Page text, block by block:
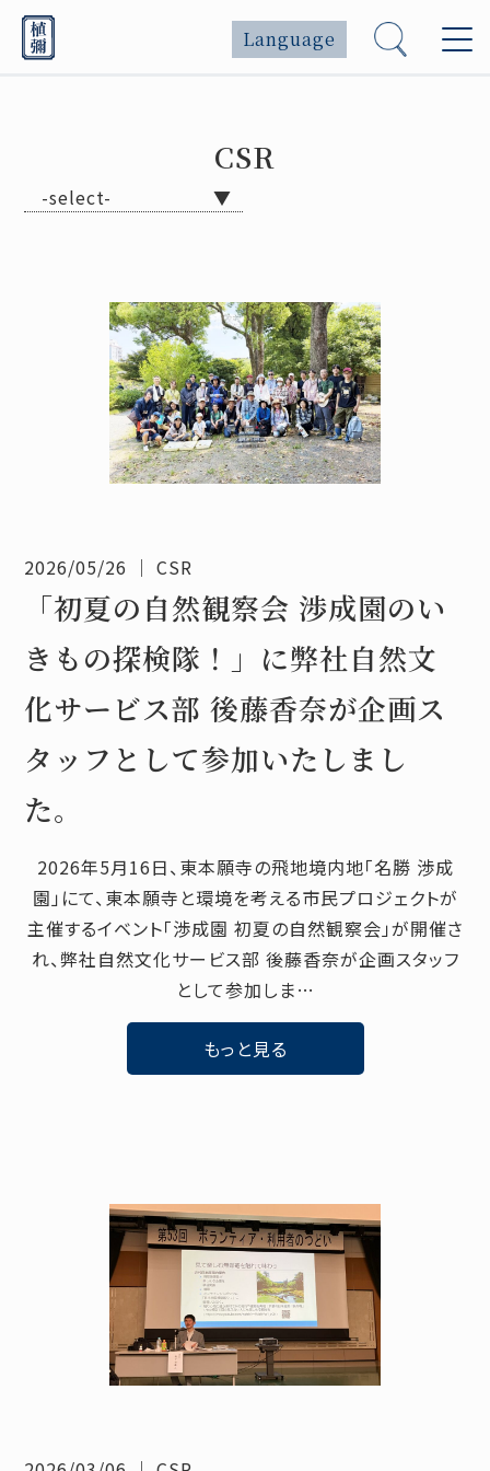
Language
CSR
-select-
2026/05/26 ｜ CSR
「初夏の自然観察会 渉成園のい
きもの探検隊！」に弊社自然文
化サービス部 後藤香奈が企画ス
タッフとして参加いたしまし
た。
2026年5月16日、東本願寺の飛地境内地「名勝 渉成
園」にて、東本願寺と環境を考える市民プロジェクトが
主催するイベント「渉成園 初夏の自然観察会」が開催さ
れ、弊社自然文化サービス部 後藤香奈が企画スタッフ
として参加しま…
もっと見る